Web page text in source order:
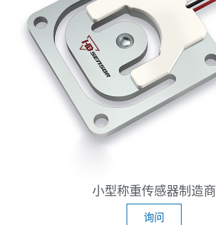
小型称重传感器制造商
询问